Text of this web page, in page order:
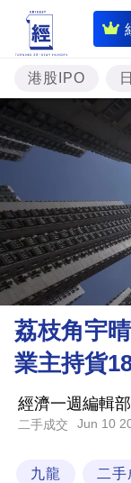
即
時
財
經
題
資
樓
理
財
商
業
科
港股IPO
荔枝角宇
業主持貨
經濟一週編輯部
二手成交 Jun 10
九龍 二手